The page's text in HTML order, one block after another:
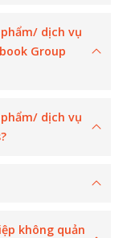
dịch vụ
Group
dịch vụ
không quản